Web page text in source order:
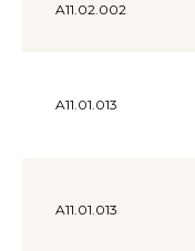
A11.02.002
A11.01.013
A11.01.013